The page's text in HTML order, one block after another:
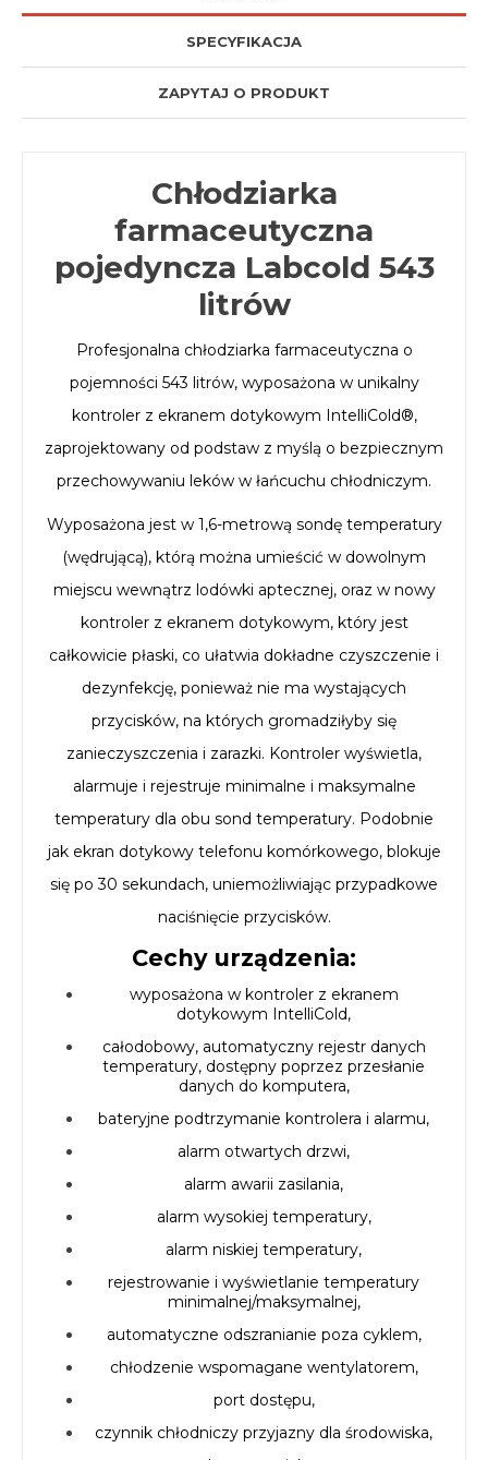
SPECYFIKACJA
ZAPYTAJ O PRODUKT
Chłodziarka
farmaceutyczna
pojedyncza Labcold 543
litrów
Profesjonalna chłodziarka farmaceutyczna o
pojemności 543 litrów, wyposażona w unikalny
kontroler z ekranem dotykowym IntelliCold®,
zaprojektowany od podstaw z myślą o bezpiecznym
przechowywaniu leków w łańcuchu chłodniczym.
Wyposażona jest w 1,6-metrową sondę temperatury
(wędrującą), którą można umieścić w dowolnym
miejscu wewnątrz lodówki aptecznej, oraz w nowy
kontroler z ekranem dotykowym, który jest
całkowicie płaski, co ułatwia dokładne czyszczenie i
dezynfekcję, ponieważ nie ma wystających
przycisków, na których gromadziłyby się
zanieczyszczenia i zarazki. Kontroler wyświetla,
alarmuje i rejestruje minimalne i maksymalne
temperatury dla obu sond temperatury. Podobnie
jak ekran dotykowy telefonu komórkowego, blokuje
się po 30 sekundach, uniemożliwiając przypadkowe
naciśnięcie przycisków.
Cechy urządzenia:
wyposażona w kontroler z ekranem
dotykowym IntelliCold,
całodobowy, automatyczny rejestr danych
temperatury, dostępny poprzez przesłanie
danych do komputera,
bateryjne podtrzymanie kontrolera i alarmu,
alarm otwartych drzwi,
alarm awarii zasilania,
alarm wysokiej temperatury,
alarm niskiej temperatury,
rejestrowanie i wyświetlanie temperatury
minimalnej/maksymalnej,
automatyczne odszranianie poza cyklem,
chłodzenie wspomagane wentylatorem,
port dostępu,
czynnik chłodniczy przyjazny dla środowiska,